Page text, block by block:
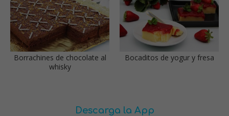
Borrachines de chocolate al
whisky
Bocaditos de yogur y fresa
Descarga la App